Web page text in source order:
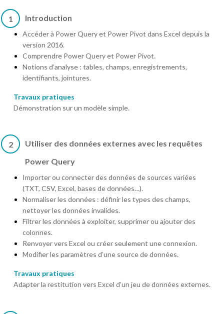
1 Introduction
Accéder à Power Query et Power Pivot dans Excel depuis la
version 2016.
Comprendre Power Query et Power Pivot.
Notions d’analyse : tables, champs, enregistrements,
identifiants, jointures.
Travaux pratiques
Démonstration sur un modèle simple.
2
Utiliser des données externes avec les requêtes
Power Query
Importer ou connecter des données de sources variées
(TXT, CSV, Excel, bases de données…).
Normaliser les données : définir les types des champs,
nettoyer les données invalides.
Filtrer les données à exploiter, supprimer ou ajouter des
colonnes.
Renvoyer vers Excel ou créer seulement une connexion.
Modifier les paramètres d’une source de données.
Travaux pratiques
Adapter la restitution vers Excel d’un jeu de données externes.